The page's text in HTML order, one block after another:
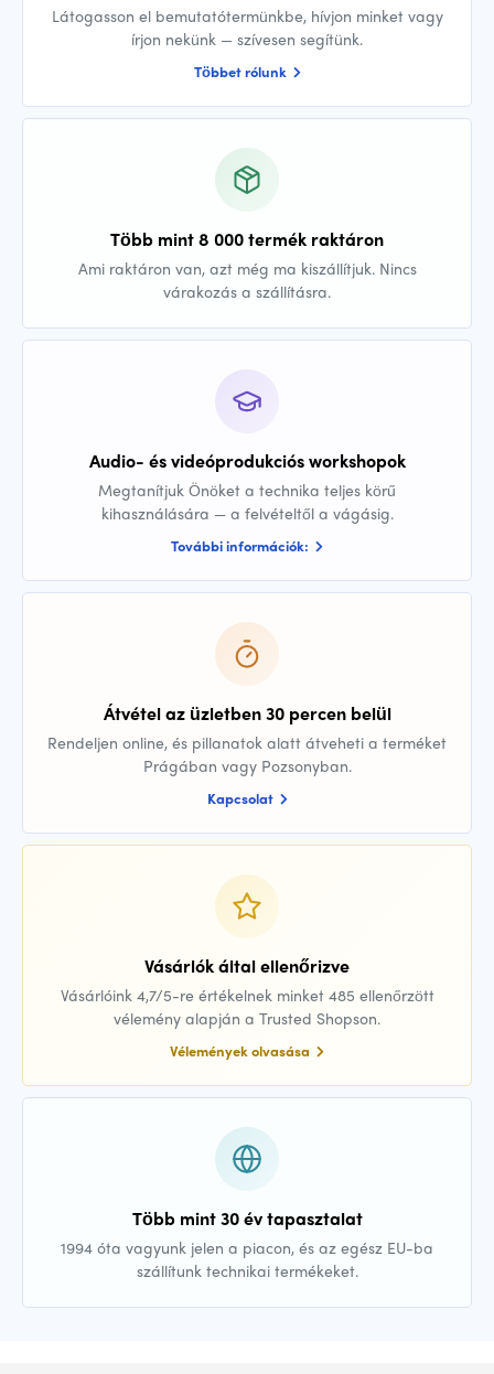
Látogasson el bemutatótermünkbe, hívjon minket vagy
írjon nekünk — szívesen segítünk.
Többet rólunk
Több mint 8 000 termék raktáron
Ami raktáron van, azt még ma kiszállítjuk. Nincs
várakozás a szállításra.
Audio- és videóprodukciós workshopok
Megtanítjuk Önöket a technika teljes körű
kihasználására — a felvételtől a vágásig.
További információk:
Átvétel az üzletben 30 percen belül
Rendeljen online, és pillanatok alatt átveheti a terméket
Prágában vagy Pozsonyban.
Kapcsolat
Vásárlók által ellenőrizve
Vásárlóink 4,7/5-re értékelnek minket 485 ellenőrzött
vélemény alapján a Trusted Shopson.
Vélemények olvasása
Több mint 30 év tapasztalat
1994 óta vagyunk jelen a piacon, és az egész EU-ba
szállítunk technikai termékeket.